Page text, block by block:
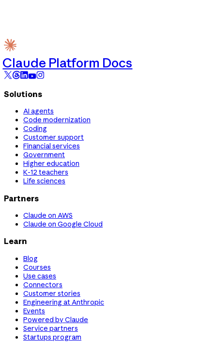
Claude Platform Docs
Solutions
AI agents
Code modernization
Coding
Customer support
Financial services
Government
Higher education
K-12 teachers
Life sciences
Partners
Claude on AWS
Claude on Google Cloud
Learn
Blog
Courses
Use cases
Connectors
Customer stories
Engineering at Anthropic
Events
Powered by Claude
Service partners
Startups program